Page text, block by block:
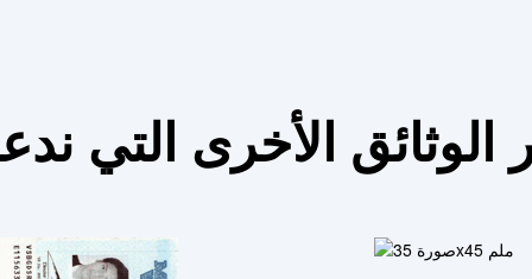
الوثائق الأخرى التي